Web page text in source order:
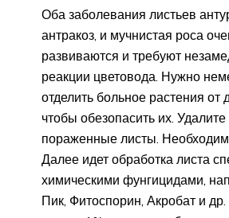
Оба заболевания листьев
антракоз, и мучнистая роса
развиваются и требуют
реакции цветовода. Нужно
отделить больное растения от
чтобы обезопасить их. Удалите
пораженные листы.
Далее идет обработка листа
химическими фунгицидами,
Пик, Фитоспорин, Акробат и